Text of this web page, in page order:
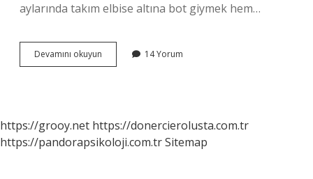
aylarında takım elbise altına bot giymek hem…
Devamını okuyun
Elbiseyle
14 Yorum
https://grooy.net https://donercierolusta.com.tr
https://pandorapsikoloji.com.trSitemap